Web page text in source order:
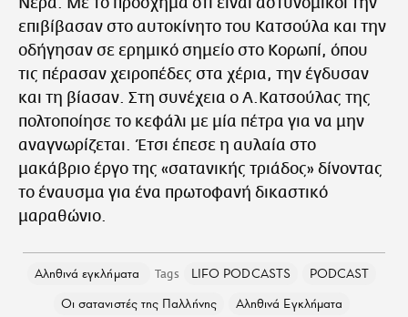
επιβίβασαν στο αυτοκίνητο του Κατσούλα και την
οδήγησαν σε ερημικό σημείο στο Κορωπί, όπου
τις πέρασαν χειροπέδες στα χέρια, την έγδυσαν
και τη βίασαν. Στη συνέχεια ο Α.Κατσούλας της
πολτοποίησε το κεφάλι με μία πέτρα για να μην
αναγνωρίζεται. Έτσι έπεσε η αυλαία στο
μακάβριο έργο της «σατανικής τριάδος» δίνοντας
το έναυσμα για ένα πρωτοφανή δικαστικό
μαραθώνιο.
Αληθινά εγκλήματα LIFO PODCASTS
PODCAST
Οι σατανιστές της Παλλήνης
Αληθινά Εγκλήματα